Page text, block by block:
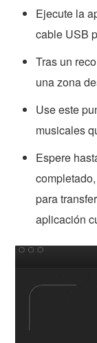
Ejecute la
cable USB
Tras un
una zona
Use este
musicales
Espere
para
aplicación